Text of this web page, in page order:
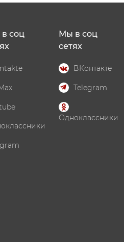
соц
Мы в соц
сетях
ВКонтакте
Telegram
Одноклассники